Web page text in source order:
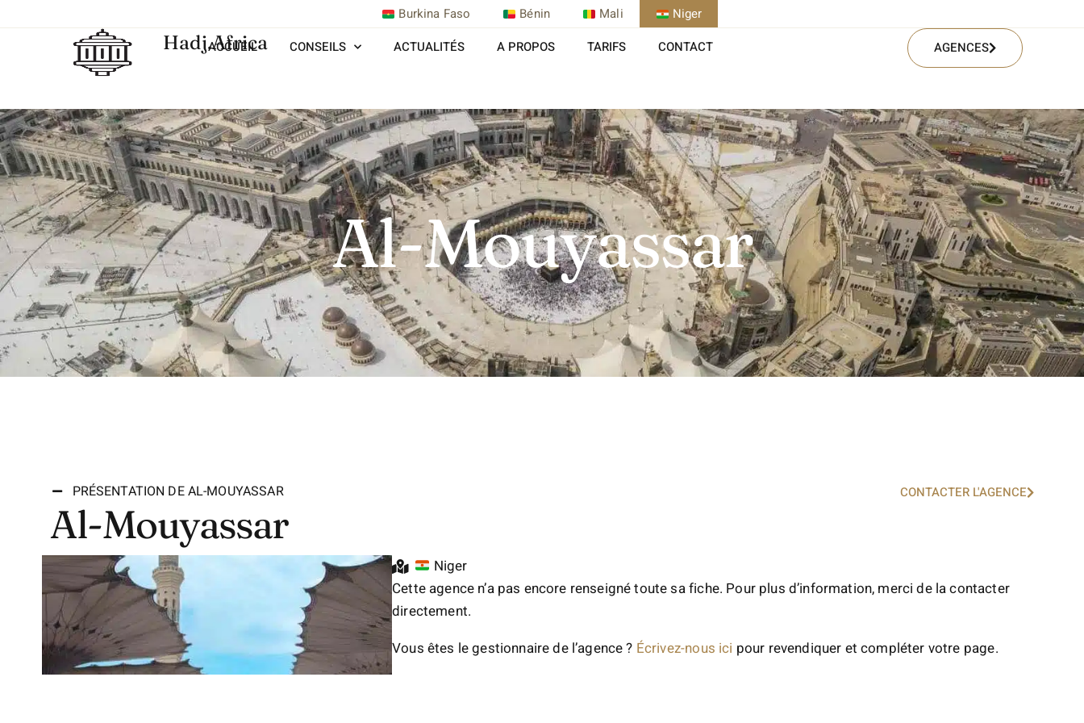
Burkina Faso Bénin Mali Niger
Hadj.Africa
ACCUEIL CONSEILS ACTUALITÉS A PROPOS TARIFS CONTACT AGENCES
Al-Mouyassar
PRÉSENTATION DE AL-MOUYASSAR
Al-Mouyassar
CONTACTER L'AGENCE
Niger
Cette agence n’a pas encore renseigné toute sa fiche. Pour plus d’information, merci de la contacter
directement.
Vous êtes le gestionnaire de l’agence ? Écrivez-nous ici pour revendiquer et compléter votre page.